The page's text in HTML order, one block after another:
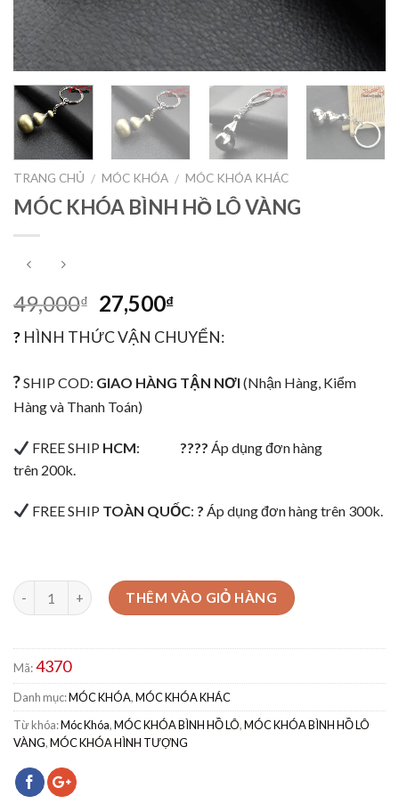
TRANG CHỦ / MÓC KHÓA / MÓC KHÓA KHÁC
MÓC KHÓA BÌNH HỒ LÔ VÀNG
49,000₫ 27,500₫
? HÌNH THỨC VẬN CHUYỂN:
?SHIP COD: GIAO HÀNG TẬN NƠI (Nhận Hàng, Kiểm
Hàng và Thanh Toán)
FREE SHIP HCM: ????Áp dụng đơn hàng
trên 200k.
FREE SHIP TOÀN QUỐC: ? Áp dụng đơn hàng trên 300k.
THÊM VÀO GIỎ HÀNG
Mã:4370
Danh mục:MÓC KHÓA,MÓC KHÓA KHÁC
Từ khóa:Móc Khóa,MÓC KHÓA BÌNH HỒ LÔ,MÓC KHÓA BÌNH HỒ LÔ
VÀNG,MÓC KHÓA HÌNH TƯỢNG